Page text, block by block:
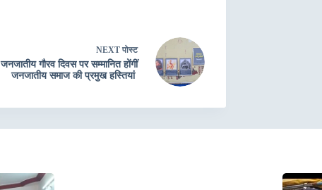
NEXT पोस्ट
जनजातीय गौरव दिवस पर सम्मानित होंगीं
जनजातीय समाज की प्रमुख हस्तियां